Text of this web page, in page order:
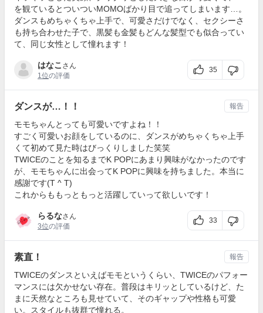
を観ているとついついMOMOばかり目で追ってしまいます…。
ダンスもめちゃくちゃ上手で、可愛さだけでなく、セクシーさ
も持ち合わせた子で、黒髪も金髪もどんな髪型でも似合ってい
て、同じ女性として憧れます！
はなこ さん
1位の評価
35
ダンスが…！！
モモちゃんとっても可愛いですよね！！
すごく可愛いお顔をしているのに、ダンスがめちゃくちゃ上手
くて初めて見た時はびっくりしました笑笑
TWICEのことを知るまでK POPにあまり興味がなかったのです
が、モモちゃんに出会ってK POPに興味を持ちました。本当に
感謝です(T ^ T)
これからももっともっと活躍していって欲しいです！
らるなさん
3位の評価
33
報告
素直！
TWICEのダンスといえばモモというくらい、TWICEのパフォー
マンスには欠かせない存在。普段はキリッとしているけど、た
まに天然なところも見せていて、そのギャップや性格も可愛
い。スタイルも抜群で憧れる。
報告